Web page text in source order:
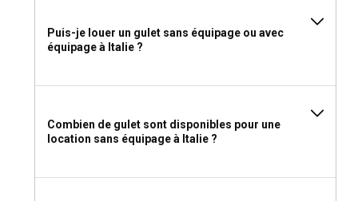
Puis-je louer un gulet sans équipage ou avec
équipage à Italie ?
Combien de gulet sont disponibles pour une
location sans équipage à Italie ?